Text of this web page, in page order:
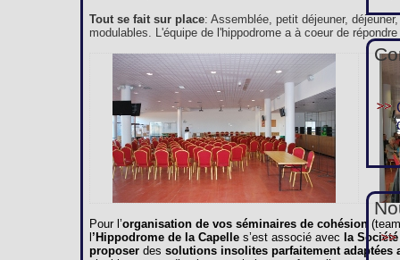
Tout se fait sur place: Assemblée, petit déjeuner,
modulables. L'équipe de l'hippodrome a à coeur de
Pour l’organisation de vos séminaires de cohésion
’Hippodrome de la Capelles’est associé avec la
proposer des solutions insolites parfaitement adaptées